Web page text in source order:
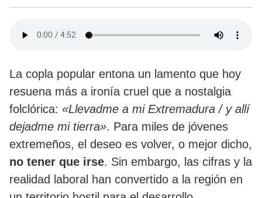
​La copla popular entona un lamento que hoy
resuena más a ironía cruel que a nostalgia
folclórica: «Llevadme a mi Extremadura / y allí
dejadme mi tierra». Para miles de jóvenes
extremeños, el deseo es volver, o mejor dicho,
no tener que irse. Sin embargo, las cifras y la
realidad laboral han convertido a la región en